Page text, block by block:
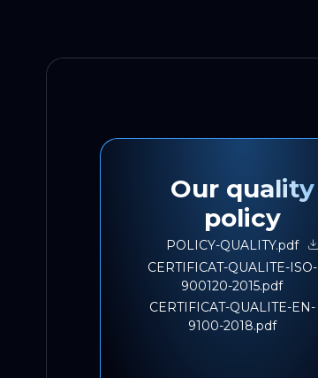
Our quality
policy
POLICY-QUALITY.pdf
CERTIFICAT-QUALITE-ISO-
900120-2015.pdf
CERTIFICAT-QUALITE-EN-
9100-2018.pdf